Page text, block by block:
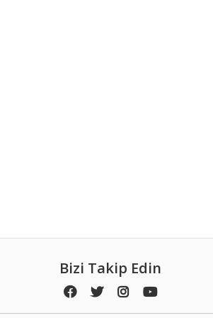
Bizi Takip Edin